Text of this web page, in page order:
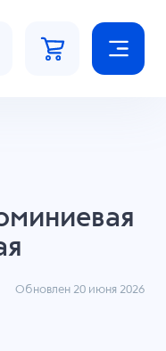
Обновлен 20 июня 2026